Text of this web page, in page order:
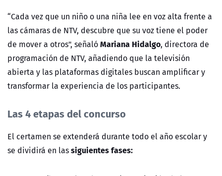
“Cada vez que un niño o una niña lee en voz alta frente a
las cámaras de NTV, descubre que su voz tiene el poder
de mover a otros", señalóMariana Hidalgo, directora de
programación de NTV, añadiendo que la televisión
abierta y las plataformas digitales buscan amplificar y
transformar la experiencia de los participantes.
Las 4 etapas del concurso
El certamen se extenderá durante todo el año escolar y
se dividirá en lassiguientes fases: